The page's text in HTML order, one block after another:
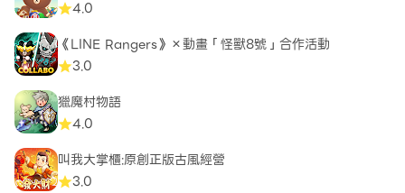
4.0
《LINE Rangers》×動畫「怪獸8號」合作活動
3.0
獵魔村物語
4.0
叫我大掌櫃:原創正版古風經營
3.0